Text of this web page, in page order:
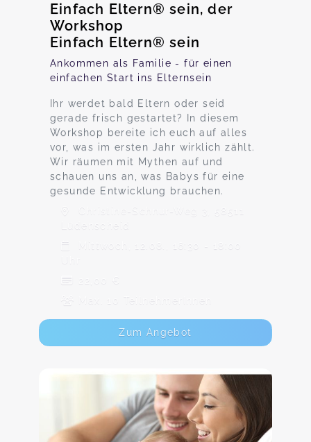
Einfach Eltern® sein, der
Workshop
Einfach Eltern® sein
Ankommen als Familie - für einen
einfachen Start ins Elternsein
Ihr werdet bald Eltern oder seid
gerade frisch gestartet? In diesem
Workshop bereite ich euch auf alles
vor, was im ersten Jahr wirklich zählt.
Wir räumen mit Mythen auf und
schauen uns an, was Babys für eine
gesunde Entwicklung brauchen.
Christine-Schnur-Weg 3, 58511
Mittwoch, 12.08., 16:30 - 18:00
22,00 €
Max. 10 TeilnehmerInnen
Zum Angebot